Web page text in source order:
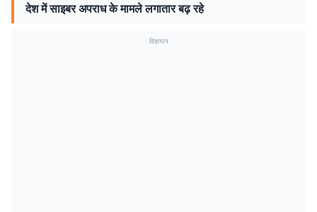
देश में साइबर अपराध के मामले लगातार बढ़ रहे
विज्ञापन